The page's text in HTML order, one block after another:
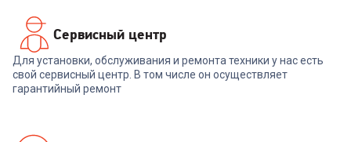
Сервисный центр
Для установки, обслуживания и ремонта техники у нас есть
свой сервисный центр. В том числе он осуществляет
гарантийный ремонт